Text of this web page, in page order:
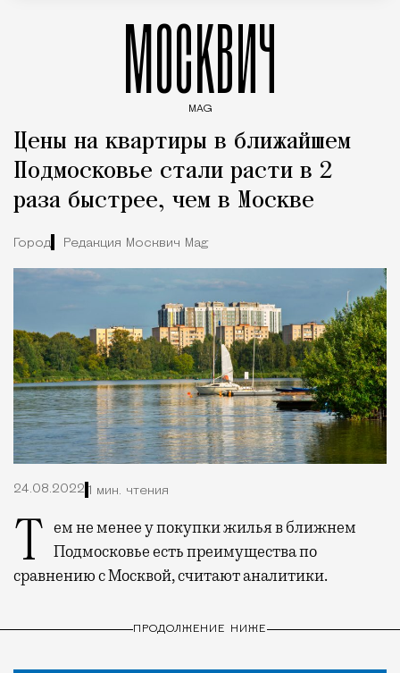
МОСКВИЧ
MAG
Цены на квартиры в ближайшем
Подмосковье стали расти в 2
раза быстрее, чем в Москве
Город Редакция Москвич Mag
24.08.2022 1 мин. чтения
Тем не менее у покупки жилья в ближнем Подмосковье есть преимущества по
сравнению с Москвой, считают аналитики.
ПРОДОЛЖЕНИЕ НИЖЕ